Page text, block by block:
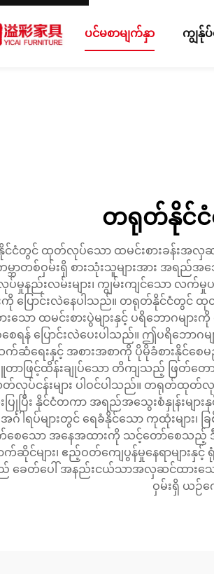
ပင်မစာမျက်နှာ ကျွန်ု
တရုတ်နိုင်ငံ
ငံတွင် ထုတ်လုပ်သော ထမင်းစားခန်းအလှဆ
ကမ္ဘာတစ်ဝှမ်းရှိ စားသုံးသူများအား အ
မှုနည်းလမ်းများ၊ ကျွမ်းကျင်သော လက်
ကို ပြောင်းလဲနေပါသည်။ တရုတ်နိုင်ငံတွင်
သော ထမင်းစားပွဲများနှင့် ပရိဘောဂမျာ
စေရန် ပြောင်းလဲပေးပါသည်။ ဤပရိဘောဂမ
ဆံရေးနှင့် အစားအစာကို ပိုမိုခံစားနိုင်စေ
တာဖြင့်ထိန်းချုပ်သော တိကျသည့် ဖြတ်တေ
ပ်ငန်းများ ပါဝင်ပါသည်။ တရုတ်ထုတ်လုပ်သူ
ြုပြီး နိုင်ငံတကာ အရည်အသွေးစံနှုန်းမျ
င်္ဂါရပ်များတွင် ရေခံနိုင်သော ကုထုံးမျာ
ေသော အနေအထားကို သင့်တော်စေသည့် ဒီဇိုင်
က်ဆိုင်များ၊ ဧည့်ဝတ်ကျေပွန်မှုနေရာများ
ည် ခေတ်ပေါ် အနည်းငယ်သာအလှဆင်ထားသော
ဝှမ်းရှိ ယဉ်